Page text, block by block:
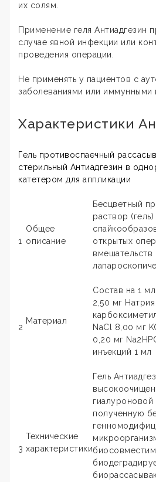
их солям.
Применение геля Антиадгезин
случае явной инфекции или
проведения операции.
Не применять у пациентов с
заболеваниями или иммунными
Характеристики
Гель противоспаечный
стерильный Антиадгезин в
катетером для аппликации
1
Общее
описание
Бесцветный
раствор
открытых
вмешательств
2
Материал
Состав на 1
2,50 мг Натрия
NaCl 8,00 мг
0,20 мг
инъекций 1 мл
3
Технические
характеристики
Гель
гиалуроновой
полученную